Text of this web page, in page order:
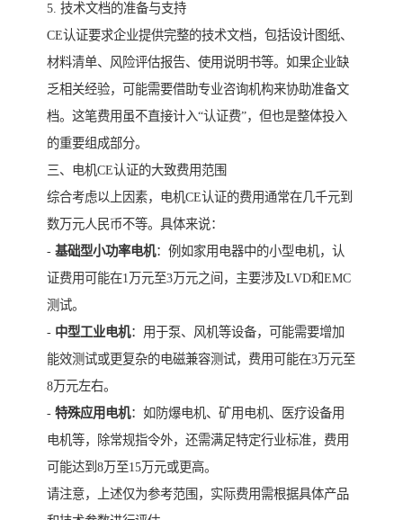
5. 技术文档的准备与支持
CE认证要求企业提供完整的技术文档，包括设计图纸、
材料清单、风险评估报告、使用说明书等。如果企业缺
乏相关经验，可能需要借助专业咨询机构来协助准备文
档。这笔费用虽不直接计入“认证费”，但也是整体投入
的重要组成部分。
三、电机CE认证的大致费用范围
综合考虑以上因素，电机CE认证的费用通常在几千元到
数万元人民币不等。具体来说：
- 基础型小功率电机：例如家用电器中的小型电机，认
证费用可能在1万元至3万元之间，主要涉及LVD和EMC
测试。
- 中型工业电机：用于泵、风机等设备，可能需要增加
能效测试或更复杂的电磁兼容测试，费用可能在3万元至
8万元左右。
- 特殊应用电机：如防爆电机、矿用电机、医疗设备用
电机等，除常规指令外，还需满足特定行业标准，费用
可能达到8万至15万元或更高。
请注意，上述仅为参考范围，实际费用需根据具体产品